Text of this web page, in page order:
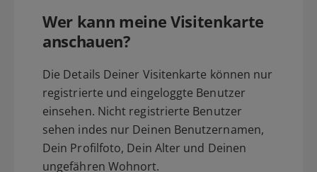
Wer kann meine Visitenkarte
anschauen?
Die Details Deiner Visitenkarte können nur
registrierte und eingeloggte Benutzer
einsehen. Nicht registrierte Benutzer
sehen indes nur Deinen Benutzernamen,
Dein Profilfoto, Dein Alter und Deinen
ungefähren Wohnort.